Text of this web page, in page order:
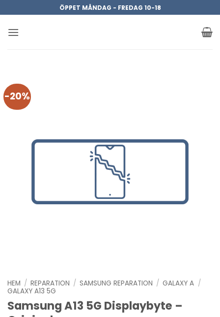
to
content
ÖPPET MÅNDAG - FREDAG 10-18
-20%
HEM / REPARATION / SAMSUNG REPARATION / GALAXY A /
GALAXY A13 5G
Samsung A13 5G Displaybyte –